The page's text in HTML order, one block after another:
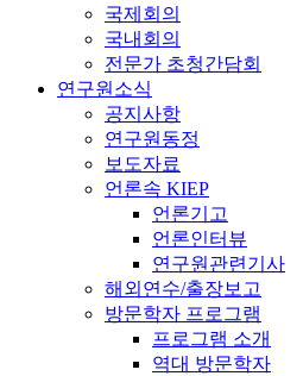
국제회의
국내회의
전문가 초청간담회
연구원소식
공지사항
연구원동정
보도자료
언론속 KIEP
언론기고
언론인터뷰
연구원관련기사
해외연수/출장보고
방문학자 프로그램
프로그램 소개
역대 방문학자